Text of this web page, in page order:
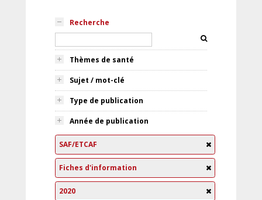
Recherche
Thèmes de santé
Sujet / mot-clé
Type de publication
Année de publication
SAF/ETCAF
Fiches d'information
2020